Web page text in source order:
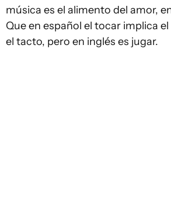
música es el alimento del amor,
Que en español el tocar implica
el tacto, pero en inglés es jugar.